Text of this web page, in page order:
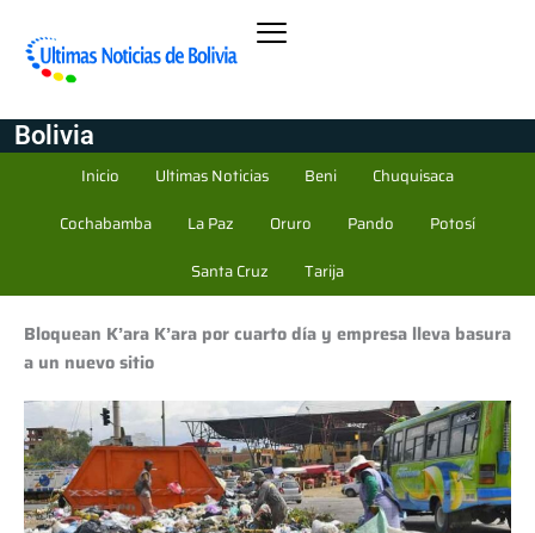
Bolivia
Inicio Ultimas Noticias Beni
Chuquisaca
Cochabamba
La Paz Oruro Pando
Potosí
Santa Cruz
Tarija
Bloquean K’ara K’ara por cuarto día y empresa lleva basura
a un nuevo sitio